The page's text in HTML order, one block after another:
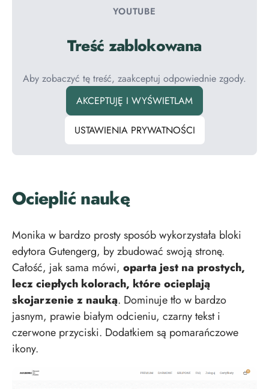
YOUTUBE
Treść zablokowana
Aby zobaczyć tę treść, zaakceptuj odpowiednie zgody.
AKCEPTUJĘ I WYŚWIETLAM
USTAWIENIA PRYWATNOŚCI
Ocieplić naukę
Monika w bardzo prosty sposób wykorzystała bloki
edytora Gutengerg, by zbudować swoją stronę.
Całość, jak sama mówi, oparta jest na prostych,
lecz ciepłych kolorach, które ocieplają
skojarzenie z nauką. Dominuje tło w bardzo
jasnym, prawie białym odcieniu, czarny tekst i
czerwone przyciski. Dodatkiem są pomarańczowe
ikony.